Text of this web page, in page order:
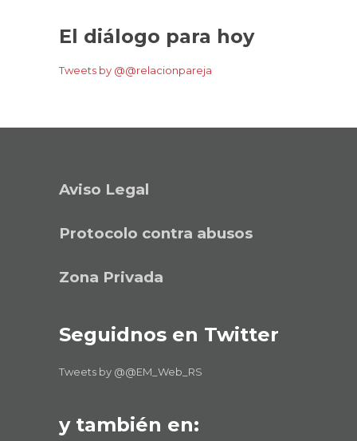
El diálogo para hoy
Tweets by @@relacionpareja
Aviso Legal
Protocolo contra abusos
Zona Privada
Seguidnos en Twitter
Tweets by @@EM_Web_RS
y también en: